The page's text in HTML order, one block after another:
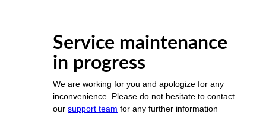
Service maintenance
in progress
We are working for you and apologize for any
inconvenience. Please do not hesitate to contact
our support team for any further information